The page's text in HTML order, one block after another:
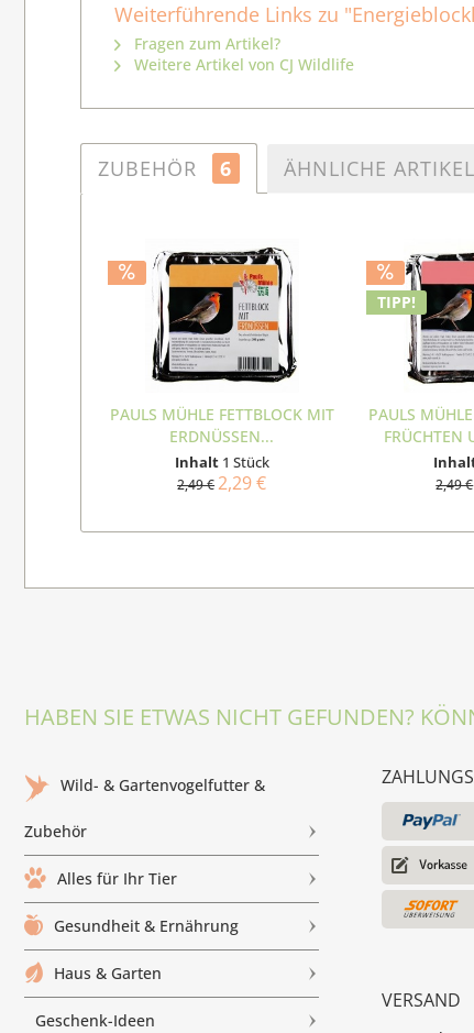
Weiterführende Links zu
Fragen zum Artikel?
Weitere Artikel von CJ Wildlife
ZUBEHÖR 6 ÄHNLICHE ARTIKEL
PAULS MÜHLE FETTBLOCK MIT
ERDNÜSSEN...
Inhalt 1 Stück
2,49 €2,29 €
TIPP!
PAULS
FRÜCHTEN
2,49 €
HABEN SIE ETWAS NICHT GEFUNDEN?
Wild- & Gartenvogelfutter &
Zubehör
Alles für Ihr Tier
Gesundheit & Ernährung
Haus & Garten
Geschenk-Ideen
VERSAND